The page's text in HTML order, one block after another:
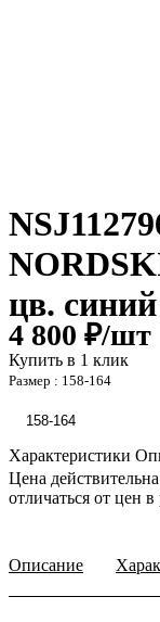
цв.
4 800 ₽/шт
Купить в 1 клик
Размер : 158-164
158-164
Характеристики
Цена
отличаться от цен
Описание